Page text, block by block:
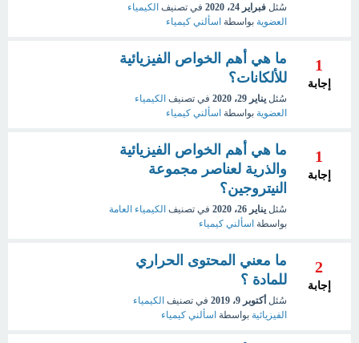
سُئل فبراير 24، 2020 في تصنيف الكيمياء
العضوية بواسطة اسألني كيمياء
1
إجابة
ما هي أهم الخواص الفيزيائية
للألكانات؟
سُئل يناير 29، 2020 في تصنيف الكيمياء
العضوية بواسطة اسألني كيمياء
1
إجابة
ما هي أهم الخواص الفيزيائية
والذرية لعناصر مجموعة
النيتروجين؟
سُئل يناير 26، 2020 في تصنيف الكيمياء العامة
بواسطة اسألني كيمياء
2
إجابة
ما معني المحتوى الحراري
للمادة ؟
سُئل أكتوبر 9، 2019 في تصنيف الكيمياء
الفيزيائية بواسطة اسألني كيمياء